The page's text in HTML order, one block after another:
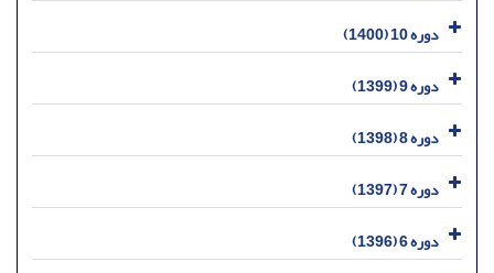
دوره 10 (1400)
دوره 9 (1399)
دوره 8 (1398)
دوره 7 (1397)
دوره 6 (1396)